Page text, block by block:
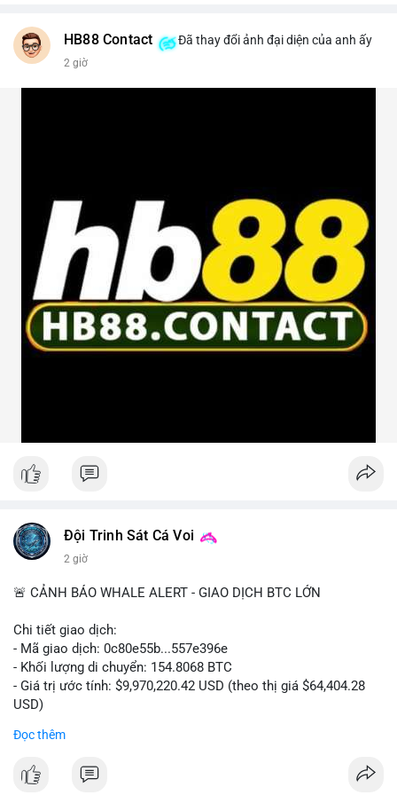
HB88 Contact Đã thay đổi ảnh đại diện của anh ấy
2 giờ
Đội Trinh Sát Cá Voi
2 giờ
🚨 CẢNH BÁO WHALE ALERT - GIAO DỊCH BTC LỚN
Chi tiết giao dịch:
- Mã giao dịch: 0c80e55b...557e396e
- Khối lượng di chuyển: 154.8068 BTC
- Giá trị ước tính: $9,970,220.42 USD (theo thị giá $64,404.28
USD)
xác nhận di chuyển trong mempool. Với quy mô này, khả năng
Đọc thêm